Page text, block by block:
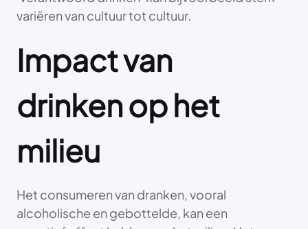
variëren van cultuur tot cultuur.
Impact van
drinken op het
milieu
Het consumeren van dranken, vooral
alcoholische en gebottelde, kan een